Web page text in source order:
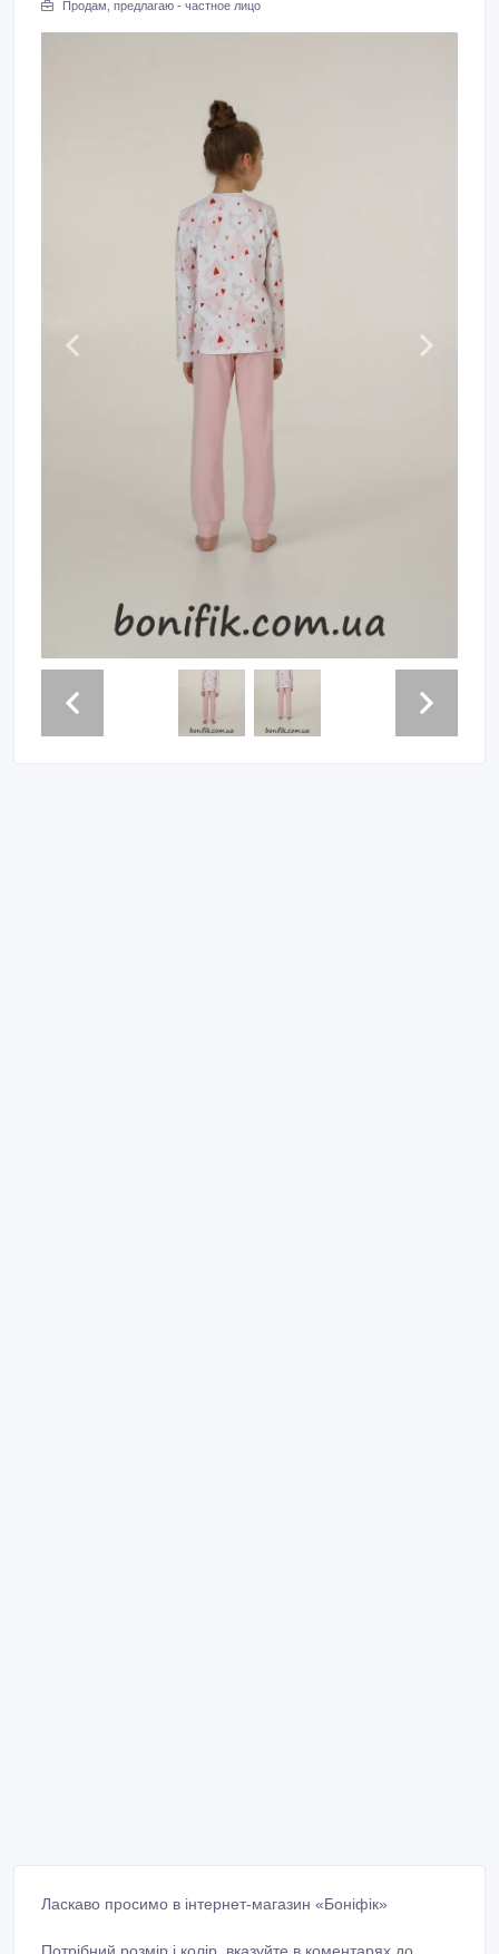
Продам, предлагаю - частное лицо
Ласкаво просимо в інтернет-магазин «Боніфік»